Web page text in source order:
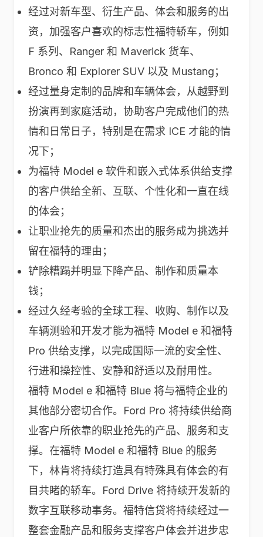
经过对新车型、衍生产品、体会和服务的出
资，加强客户喜欢的标志性福特轿车，例如
F 系列、Ranger 和 Maverick 货车、
Bronco 和 Explorer SUV 以及 Mustang；
经过量身定制的品牌和车辆体会，从越野到
扮演再到家庭活动，协助客户完成他们的热
情和日常日子，特别是在需求 ICE 才能的情
况下；
为福特 Model e 软件和嵌入式体系供给支撑
的客户供给全新、互联、个性化和一直在线
的体会；
让职业抢先的质量和杰出的服务成为挑选并
留在福特的理由；
铲除糟蹋并明显下降产品、制作和质量本
钱；
经过久经考验的全球工程、收购、制作以及
车辆测验和开发才能为福特 Model e 和福特
Pro 供给支撑，以完成国际一流的安全性、
行进和操控性、安静和舒适以及耐用性。
福特 Model e 和福特 Blue 将与福特企业的
其他部分密切合作。Ford Pro 将持续供给商
业客户所依靠的职业抢先的产品、服务和支
撑。在福特 Model e 和福特 Blue 的服务
下，林肯将持续打造具有特殊具有体会的有
目共睹的轿车。Ford Drive 将持续开发新的
数字互联移动事务。福特信贷将持续经过一
整套金融产品和服务支撑客户体会并进步忠